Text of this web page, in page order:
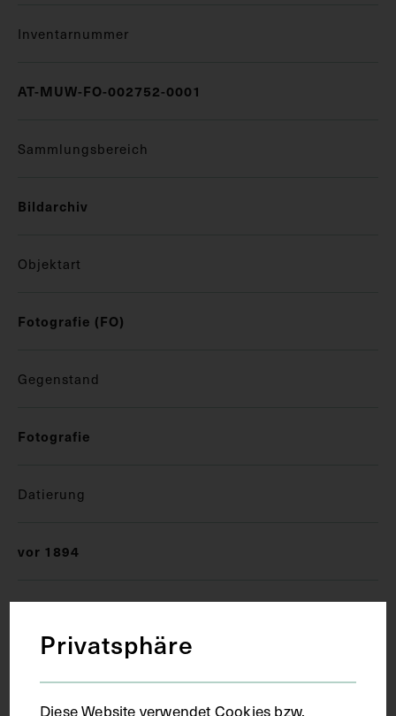
Inventarnummer
AT-MUW-FO-002752-0001
Sammlungsbereich
Bildarchiv
Objektart
Fotografie (FO)
Gegenstand
Fotografie
Datierung
vor 1894
Ort
Privatsphäre
Diese Website verwendet Cookies bzw.